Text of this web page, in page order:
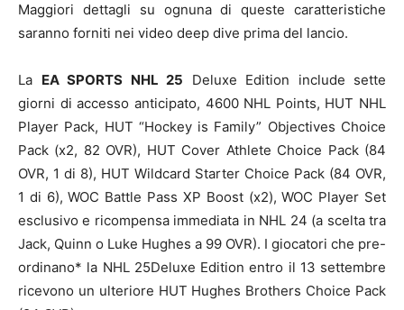
Maggiori dettagli su ognuna di queste caratteristiche
saranno forniti nei video deep dive prima del lancio.
La EA SPORTS NHL 25 Deluxe Edition include sette
giorni di accesso anticipato, 4600 NHL Points, HUT NHL
Player Pack, HUT “Hockey is Family” Objectives Choice
Pack (x2, 82 OVR), HUT Cover Athlete Choice Pack (84
OVR, 1 di 8), HUT Wildcard Starter Choice Pack (84 OVR,
1 di 6), WOC Battle Pass XP Boost (x2), WOC Player Set
esclusivo e ricompensa immediata in NHL 24 (a scelta tra
Jack, Quinn o Luke Hughes a 99 OVR). I giocatori che pre-
ordinano* la NHL 25Deluxe Edition entro il 13 settembre
ricevono un ulteriore HUT Hughes Brothers Choice Pack